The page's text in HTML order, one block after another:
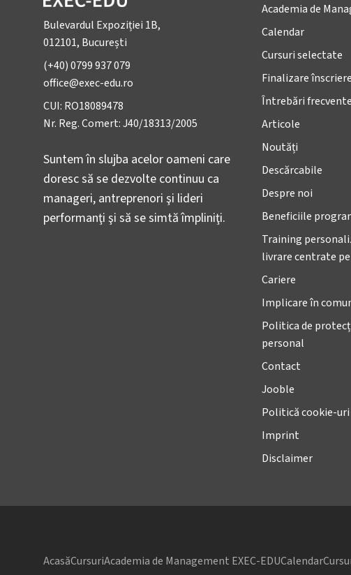
Bulevardul Expoziției 1B,
012101, București
(+40) 0799 937 079
office@exec-edu.ro
CUI: RO18089478
Nr. Reg. Comert: J40/18313/2005
Suntem în slujba acelor oameni care
doresc să se dezvolte continuu ca
manageri, antreprenori şi lideri
performanţi şi să se simtă împliniţi.
Academia de
Calendar
Cursuri selectate
Finalizare înscriere
Întrebări frecvente
Articole
Noutăți
Descărcabile
Despre noi
Beneficiile
Training
livrare centrate
Cariere
Implicare în
Politica de
personal
Contact
Jooble
Politică cookie-uri
Imprint
Disclaimer
AcasăCursuriAcademia de Management EXEC-EDUCalendar